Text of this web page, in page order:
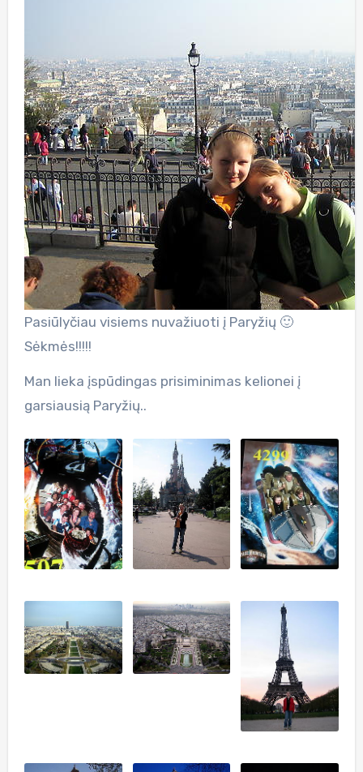
Pasiūlyčiau visiems nuvažiuoti į Paryžių 🙂
Sėkmės!!!!!
Man lieka įspūdingas prisiminimas kelionei į
garsiausią Paryžių..